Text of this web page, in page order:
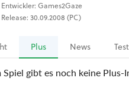
Entwickler: Games2Gaze
Release: 30.09.2008 (PC)
Plus News Test
Spiel gibt es noch keine